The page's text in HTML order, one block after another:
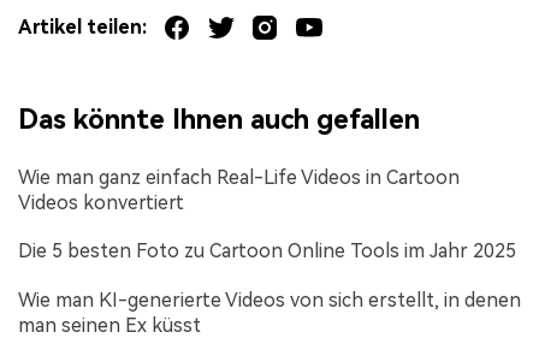
Artikel teilen:
Das könnte Ihnen auch gefallen
Wie man ganz einfach Real-Life Videos in Cartoon
Videos konvertiert
Die 5 besten Foto zu Cartoon Online Tools im Jahr 2025
Wie man KI-generierte Videos von sich erstellt, in denen
man seinen Ex küsst